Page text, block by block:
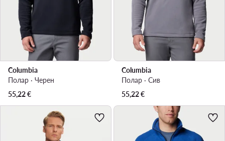
Columbia
Полар · Черен
55,22€
Columbia
Полар · Сив
55,22€